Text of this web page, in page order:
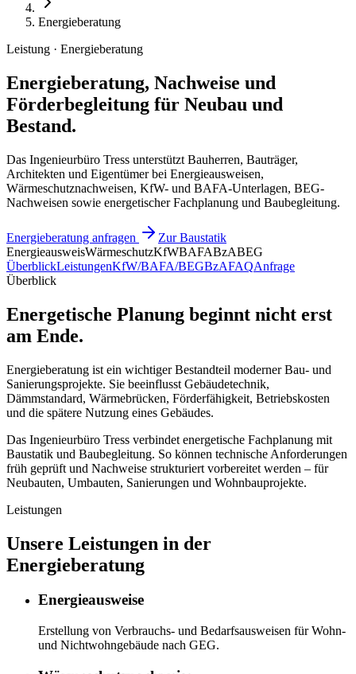
Energieberatung
Leistung · Energieberatung
Energieberatung, Nachweise und
Förderbegleitung für Neubau und
Bestand.
Das Ingenieurbüro Tress unterstützt Bauherren, Bauträger,
Architekten und Eigentümer bei Energieausweisen,
Wärmeschutznachweisen, KfW- und BAFA-Unterlagen, BEG-
Nachweisen sowie energetischer Fachplanung und Baubegleitung.
Energieberatung anfragen
Zur Baustatik
EnergieausweisWärmeschutzKfWBAFABzABEG
ÜberblickLeistungenKfW/BAFA/BEGBzAFAQAnfrage
Überblick
Energetische Planung beginnt nicht erst
am Ende.
Energieberatung ist ein wichtiger Bestandteil moderner Bau- und
Sanierungsprojekte. Sie beeinflusst Gebäudetechnik,
Dämmstandard, Wärmebrücken, Förderfähigkeit, Betriebskosten
und die spätere Nutzung eines Gebäudes.
Das Ingenieurbüro Tress verbindet energetische Fachplanung mit
Baustatik und Baubegleitung. So können technische Anforderungen
früh geprüft und Nachweise strukturiert vorbereitet werden – für
Neubauten, Umbauten, Sanierungen und Wohnbauprojekte.
Leistungen
Unsere Leistungen in der
Energieberatung
Energieausweise
Erstellung von Verbrauchs- und Bedarfsausweisen für Wohn-
und Nichtwohngebäude nach GEG.